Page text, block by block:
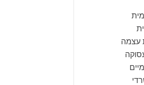
עצמה